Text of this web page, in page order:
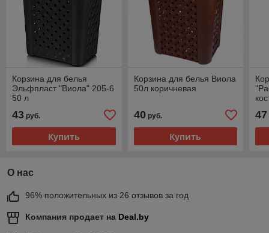
Корзина для белья
Эльфпласт "Виола" 205-6
50 л
43 руб.
Купить
Корзина для белья Виола
50л коричневая
40руб.
Купить
47
О нас
96% положительных из 26 отзывов за год
Компания продает на Deal.by